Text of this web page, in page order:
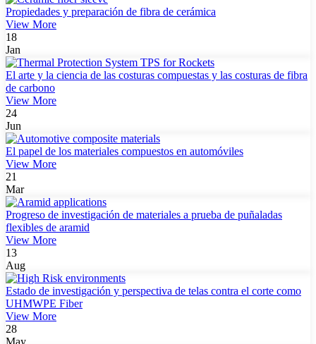
Propiedades y preparación de fibra de cerámica
View More
18
Jan
El arte y la ciencia de las costuras compuestas y las costuras de fibra
de carbono
View More
24
Jun
El papel de los materiales compuestos en automóviles
View More
21
Mar
Progreso de investigación de materiales a prueba de puñaladas
flexibles de aramid
View More
13
Aug
Estado de investigación y perspectiva de telas contra el corte como
UHMWPE Fiber
View More
28
May